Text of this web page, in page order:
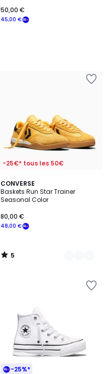
45,00 €
50,00 €
-25€* tous les 50€
CONVERSE
Baskets Run Star Trainer
Seasonal Color
48,00 €
80,00 €
5
/
5
2
Couleurs
5
/
-25%*